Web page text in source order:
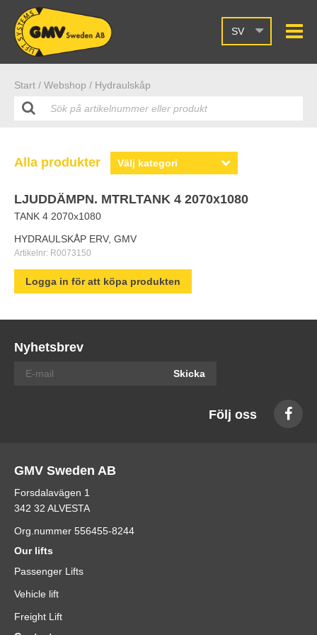
SV
Start / Webshop / Hydraulskåp
Alla produkter
LJUDDÄMPN. MTRLTANK 4 2070x1080
TANK 4 2070x1080
HYDRAULSKÅP ERV, GMV
Artikelnr: R0073150
Logga in för att köpa produkten
Nyhetsbrev
Skicka
Följ oss
GMV Sweden AB
Forsdalavägen 1
342 32 ALVESTA
Org.nummer 556455-8244
Our lifts
Passenger Lifts
Vehicle lift
Freight Lift